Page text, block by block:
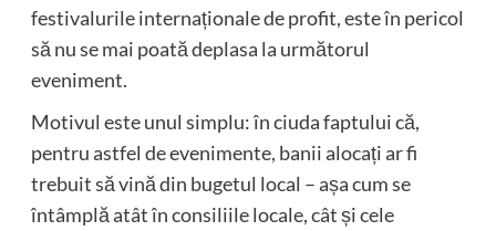
festivalurile internaționale de profit, este în pericol
să nu se mai poată deplasa la următorul
eveniment.
Motivul este unul simplu: în ciuda faptului că,
pentru astfel de evenimente, banii alocați ar fi
trebuit să vină din bugetul local – așa cum se
întâmplă atât în consiliile locale, cât și cele